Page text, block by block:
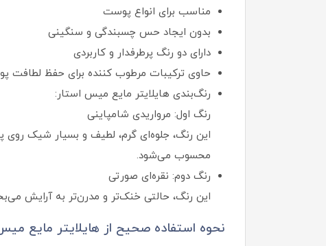
مناسب برای انواع پوست
بدون ایجاد حس چسبندگی و سنگینی
دارای دو رنگ پرطرفدار و کاربردی
حاوی ترکیبات مرطوب‌ کننده برای حفظ لطافت
رنگ‌بندی هایلایتر مایع میس استار:
رنگ اول: مرواریدی شامپاینی
این رنگ، جلوه‌ای گرم، لطیف و بسیار شیک روی
محسوب می‌شود.
رنگ دوم: نقره‌ای صورتی
این رنگ، حالتی خنک‌تر و مدرن‌تر به آرایش
نحوه استفاده صحیح از هایلایتر مایع